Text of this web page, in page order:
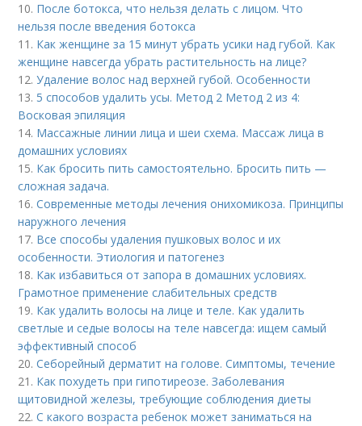
10. После ботокса, что нельзя делать с лицом. Что
нельзя после введения ботокса
11. Как женщине за 15 минут убрать усики над губой. Как
женщине навсегда убрать растительность на лице?
12.Удаление волос над верхней губой. Особенности
13. 5 способов удалить усы. Метод 2 Метод 2 из 4:
Восковая эпиляция
14. Массажные линии лица и шеи схема. Массаж лица в
домашних условиях
15. Как бросить пить самостоятельно. Бросить пить —
сложная задача.
16.Современные методы лечения онихомикоза. Принципы
наружного лечения
17. Все способы удаления пушковых волос и их
особенности. Этиология и патогенез
18. Как избавиться от запора в домашних условиях.
Грамотное применение слабительных средств
19. Как удалить волосы на лице и теле. Как удалить
светлые и седые волосы на теле навсегда: ищем самый
эффективный способ
20.Себорейный дерматит на голове. Cимптомы, течение
21. Как похудеть при гипотиреозе. Заболевания
щитовидной железы, требующие соблюдения диеты
22.С какого возраста ребенок может заниматься на